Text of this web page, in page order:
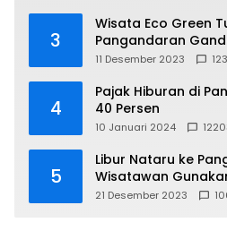
3
Wisata Eco Green
Pangandaran
11 Desember 2023
4
Pajak Hiburan di
40 Persen
10 Januari 2024
5
Libur Nataru ke
Wisatawan
21 Desember 2023